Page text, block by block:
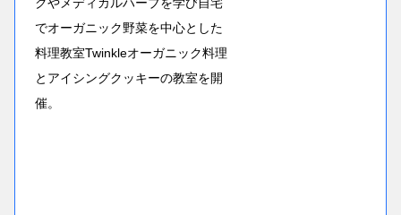
でオーガニック野菜を中心とした
料理教室Twinkleオーガニック料理
とアイシングクッキーの教室を開
催。